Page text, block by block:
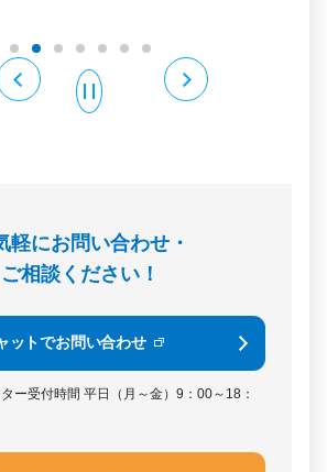
軽にお問い合わせ・
ご相談ください！
ットでお問い合わせ
ー受付時間 平日（月～金）9：00～18：